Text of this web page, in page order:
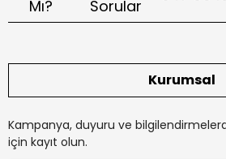
Mı?
Sorular
Kurumsal
Kampanya, duyuru ve
için kayıt olun.